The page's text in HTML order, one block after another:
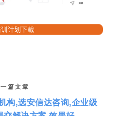
篇文章
构,选安信达咨询,企业级